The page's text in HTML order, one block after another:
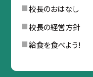
校長のおはなし
校長の経営方針
給食を食べよう！